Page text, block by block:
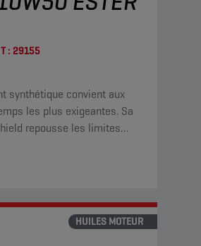
: 29155
synthétique convient aux
les plus exigeantes. Sa
repousse les limites
HUILES MOTEUR